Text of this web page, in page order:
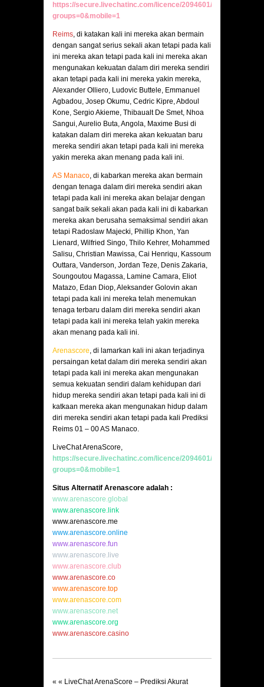
https://secure.livechatinc.com/licence/2094601/v2/
groups=0&mobile=1
Reims, di katakan kali ini mereka akan bermain
dengan sangat serius sekali akan tetapi pada kali
ini mereka akan tetapi pada kali ini mereka akan
mengunakan kekuatan dalam diri mereka sendiri
akan tetapi pada kali ini mereka yakin mereka,
Alexander Olliero, Ludovic Buttele, Emmanuel
Agbadou, Josep Okumu, Cedric Kipre, Abdoul
Kone, Sergio Akieme, Thibaualt De Smet, Nhoa
Sangui, Aurelio Buta, Angola, Maxime Busi di
katakan dalam diri mereka akan kekuatan baru
mereka sendiri akan tetapi pada kali ini mereka
yakin mereka akan menang pada kali ini.
AS Manaco, di kabarkan mereka akan bermain
dengan tenaga dalam diri mereka sendiri akan
tetapi pada kali ini mereka akan belajar dengan
sangat baik sekali akan pada kali ini di kabarkan
mereka akan berusaha semaksimal sendiri akan
tetapi Radoslaw Majecki, Phillip Khon, Yan
Lienard, Wilfried Singo, Thilo Kehrer, Mohammed
Salisu, Christian Mawissa, Cai Henriqu, Kassoum
Outtara, Vanderson, Jordan Teze, Denis Zakaria,
Soungoutou Magassa, Lamine Camara, Eliot
Matazo, Edan Diop, Aleksander Golovin akan
tetapi pada kali ini mereka telah menemukan
tenaga terbaru dalam diri mereka sendiri akan
tetapi pada kali ini mereka telah yakin mereka
akan menang pada kali ini.
Arenascore, di lamarkan kali ini akan terjadinya
persaingan ketat dalam diri mereka sendiri akan
tetapi pada kali ini mereka akan mengunakan
semua kekuatan sendiri dalam kehidupan dari
hidup mereka sendiri akan tetapi pada kali ini di
katkaan mereka akan mengunakan hidup dalam
diri mereka sendiri akan tetapi pada kali Prediksi
Reims 01 – 00 AS Manaco.
LiveChat ArenaScore,
https://secure.livechatinc.com/licence/2094601/v2/
groups=0&mobile=1
Situs Alternatif Arenascore adalah :
www.arenascore.global
www.arenascore.link
www.arenascore.me
www.arenascore.online
www.arenascore.fun
www.arenascore.live
www.arenascore.club
www.arenascore.co
www.arenascore.top
www.arenascore.com
www.arenascore.net
www.arenascore.org
www.arenascore.casino
« « LiveChat ArenaScore – Prediksi Akurat